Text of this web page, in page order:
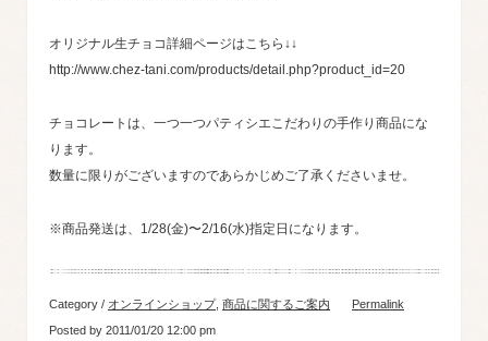
オリジナル生チョコ詳細ページはこちら↓↓
http://www.chez-tani.com/products/detail.php?product_id=20
チョコレートは、一つ一つパティシエこだわりの手作り商品にな
ります。
数量に限りがございますのであらかじめご了承くださいませ。
※商品発送は、1/28(金)〜2/16(水)指定日になります。
Category / オンラインショップ 商品に関するご案内
Permalink
Posted by 2011/01/20 12:00 pm